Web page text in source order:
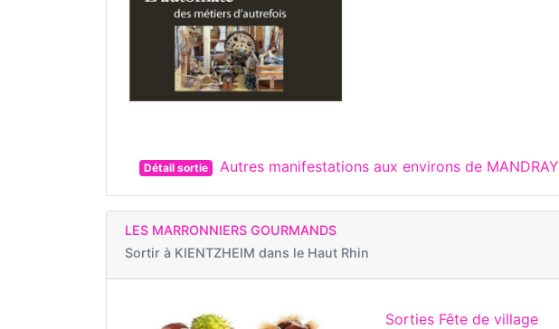
Détail sortie Autres manifestations aux environs de MANDRAY
LES MARRONNIERS GOURMANDS
Sortir à KIENTZHEIM dans le Haut Rhin
Sorties Fête de village